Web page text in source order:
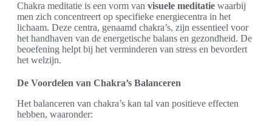
Chakra meditatie is een vorm van visuele meditatie waarbij
men zich concentreert op specifieke energiecentra in het
lichaam. Deze centra, genaamd chakra’s, zijn essentieel voor
het handhaven van de energetische balans en gezondheid. De
beoefening helpt bij het verminderen van stress en bevordert
het welzijn.
De Voordelen van Chakra’s Balanceren
Het balanceren van chakra’s kan tal van positieve effecten
hebben, waaronder: